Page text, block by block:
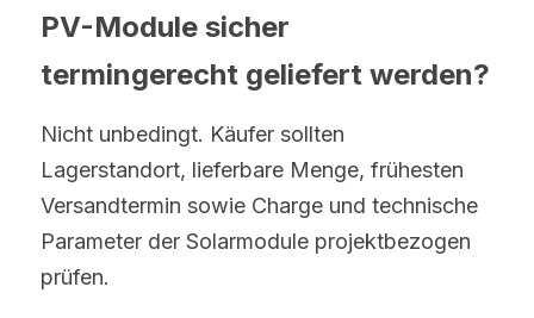
PV-Module sicher
termingerecht geliefert werden?
Nicht unbedingt. Käufer sollten
Lagerstandort, lieferbare Menge, frühesten
Versandtermin sowie Charge und technische
Parameter der Solarmodule projektbezogen
prüfen.